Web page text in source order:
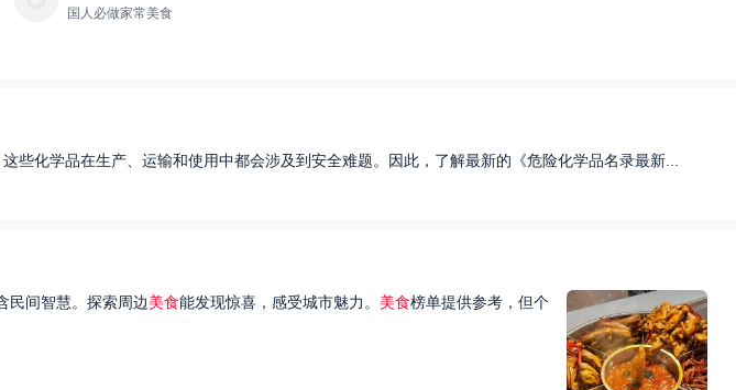
国人必做家常美食
化学品在生产、运输和使用中都会涉及到安全难题。因此，了解最新的《危险化学品名录最新...
民间智慧。探索周边美食能发现惊喜，感受城市魅力。 美食榜单提供参考，但个